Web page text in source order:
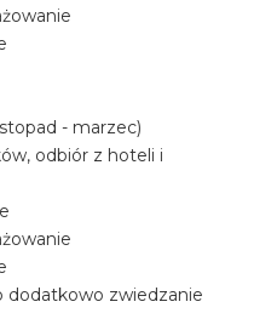
- marzec)
odbiór z hoteli i
dodatkowo zwiedzanie